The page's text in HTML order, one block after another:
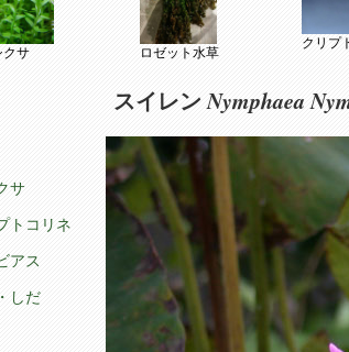
クサ ロゼット水草
クリプ
スイレン Nymphaea
サ
トコリネ
アス
しだ